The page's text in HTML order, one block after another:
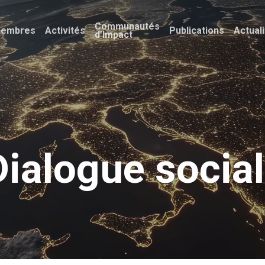
Activités Communautés
d’Impact Publications
social